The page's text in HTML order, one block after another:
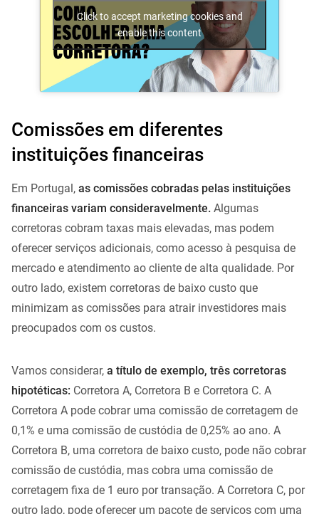
Click to accept marketing cookies and
enable this content
Comissões em diferentes
instituições financeiras
Em Portugal, as comissões cobradas pelas instituições
financeiras variam consideravelmente. Algumas
corretoras cobram taxas mais elevadas, mas podem
oferecer serviços adicionais, como acesso à pesquisa de
mercado e atendimento ao cliente de alta qualidade. Por
outro lado, existem corretoras de baixo custo que
minimizam as comissões para atrair investidores mais
preocupados com os custos.
Vamos considerar, a título de exemplo, três corretoras
hipotéticas: Corretora A, Corretora B e Corretora C. A
Corretora A pode cobrar uma comissão de corretagem de
0,1% e uma comissão de custódia de 0,25% ao ano. A
Corretora B, uma corretora de baixo custo, pode não cobrar
comissão de custódia, mas cobra uma comissão de
corretagem fixa de 1 euro por transação. A Corretora C, por
outro lado, pode oferecer um pacote de serviços com uma